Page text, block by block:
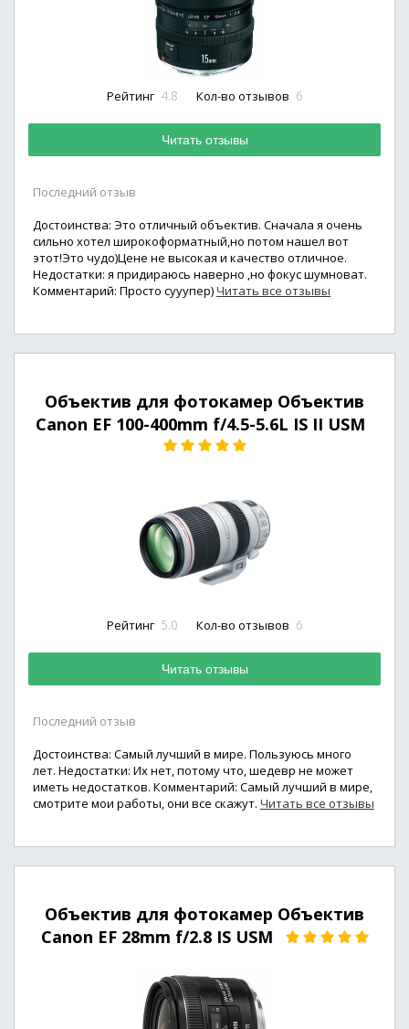
Рейтинг 4.8 Кол-во отзывов 6
Читать отзывы
Последний отзыв
Достоинства: Это отличный объектив. Сначала я очень
сильно хотел широкоформатный,но потом нашел вот
этот!Это чудо)Цене не высокая и качество отличное.
Недостатки: я придираюсь наверно ,но фокус шумноват.
Комментарий: Просто сууупер)Читать все отзывы
Объектив для фотокамер Объектив
Canon EF 100-400mm f/4.5-5.6L IS II USM
Рейтинг 5.0 Кол-во отзывов 6
Читать отзывы
Последний отзыв
Достоинства: Самый лучший в мире. Пользуюсь много
лет. Недостатки: Их нет, потому что, шедевр не может
иметь недостатков. Комментарий: Самый лучший в мире,
смотрите мои работы, они все скажут. Читать все отзывы
Объектив для фотокамер Объектив
Canon EF 28mm f/2.8 IS USM